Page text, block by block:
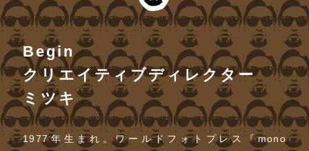
Begin
クリエイティブディレクター
ミツキ
1977年生まれ。ワールドフォトプレス『mono